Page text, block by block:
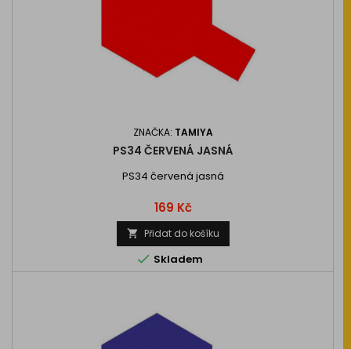
ZNAČKA: TAMIYA
PS34 ČERVENÁ JASNÁ
PS34 červená jasná
Cena
169 Kč
 Přidat do košíku
 Skladem